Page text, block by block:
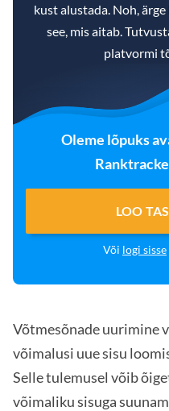
kust alustada. Noh,
see, mis aitab.
platvormi
Oleme lõpuks
LOO
Või logi sisse
Võtmesõnade uurimine
võimalusi uue sisu
Selle tulemusel võib
võimaliku sisuga